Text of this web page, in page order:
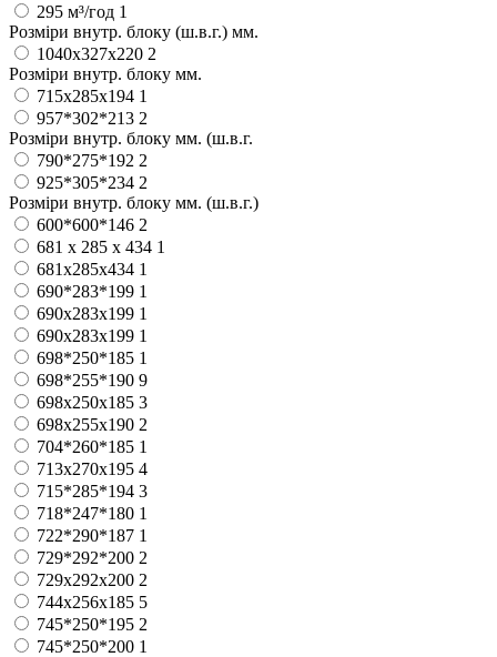
295 м³/год 1
Розміри внутр. блоку (ш.в.г.) мм.
1040х327х220 2
Розміри внутр. блоку мм.
715х285х194 1
957*302*213 2
Розміри внутр. блоку мм. (ш.в.г.
790*275*192 2
925*305*234 2
Розміри внутр. блоку мм. (ш.в.г.)
600*600*146 2
681 х 285 х 434 1
681х285х434 1
690*283*199 1
690x283x199 1
690х283х199 1
698*250*185 1
698*255*190 9
698x250x185 3
698x255x190 2
704*260*185 1
713х270х195 4
715*285*194 3
718*247*180 1
722*290*187 1
729*292*200 2
729х292х200 2
744x256x185 5
745*250*195 2
745*250*200 1